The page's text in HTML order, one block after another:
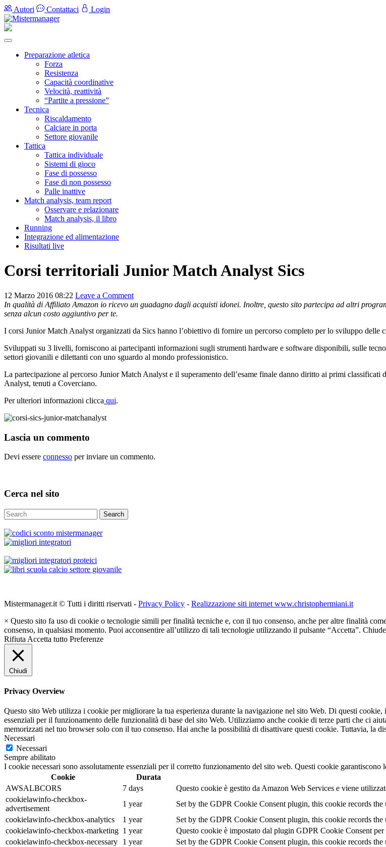
Autori Contattaci Login
Preparazione atletica
Forza
Resistenza
Capacità coordinative
Velocità, reattività
“Partite a pressione”
Tecnica
Riscaldamento
Calciare in porta
Settore giovanile
Tattica
Tattica individuale
Sistemi di gioco
Fase di possesso
Fase di non possesso
Palle inattive
Match analysis, team report
Osservare e relazionare
Match analysis, il libro
Running
Integrazione ed alimentazione
Risultati live
Corsi territoriali Junior Match Analyst Sics
12 Marzo 2016 08:22 Leave a Comment
In qualità di Affiliato Amazon io ricevo un guadagno dagli acquisti idonei. Inoltre, questo sito partecipa ad altri
senza alcun costo aggiuntivo per te.
I corsi Junior Match Analyst organizzati da Sics hanno l’obiettivo di fornire un percorso completo per lo sviluppo delle
Sviluppati su 3 livelli, forniscono ai partecipanti informazioni sugli strumenti hardware e software disponibili, sulle
settori giovanili e dilettanti con uno sguardo al mondo professionistico.
La partecipazione al percorso Junior Match Analyst e il superamento dell’esame finale danno diritto ai primi
Analyst, tenuti a Coverciano.
Per ulteriori informazioni clicca qui.
Lascia un commento
Devi essere connesso per inviare un commento.
Cerca nel sito
Search
Mistermanager.it © Tutti i diritti riservati - Privacy Policy - Realizzazione siti internet www.christophermiani.it
× Questo sito fa uso di cookie o tecnologie simili per finalità tecniche e, con il tuo consenso, anche per altre finalità
consenso, in qualsiasi momento. Puoi acconsentire all’utilizzo di tali tecnologie utilizzando il pulsante “Accetta”.
Rifiuta Accetta tutto Preferenze
Chiudi
Privacy Overview
Questo sito Web utilizza i cookie per migliorare la tua esperienza durante la navigazione nel sito Web. Di questi
essenziali per il funzionamento delle funzionalità di base del sito Web. Utilizziamo anche cookie di terze parti che ci
memorizzati nel tuo browser solo con il tuo consenso. Hai anche la possibilità di disattivare questi cookie. Tuttavia, la
Necessari
Necessari
Sempre abilitato
I cookie necessari sono assolutamente essenziali per il corretto funzionamento del sito web. Questi cookie
Cookie
Durata
AWSALBCORS
7 days
Questo cookie è gestito da Amazon Web Services e viene
cookielawinfo-checkbox-
advertisement
1 year
Set by the GDPR Cookie Consent plugin, this cookie records
cookielawinfo-checkbox-analytics
1 year
Set by the GDPR Cookie Consent plugin, this cookie records
cookielawinfo-checkbox-marketing 1 year
Questo cookie è impostato dal plugin GDPR Cookie Consent
cookielawinfo-checkbox-necessary
1 year
Set by the GDPR Cookie Consent plugin, this cookie records